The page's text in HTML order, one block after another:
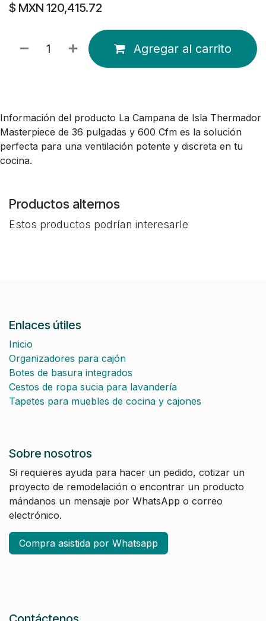
$ MXN 120,415.72
Agregar al carrito
Información del producto La Campana de Isla Thermador
Masterpiece de 36 pulgadas y 600 Cfm es la solución
perfecta para una ventilación potente y discreta en tu
cocina.
Productos alternos
Estos productos podrían interesarle
Enlaces útiles
Inicio
Organizadores para cajón
Botes de basura integrados
Cestos de ropa sucia para lavandería
Tapetes para muebles de cocina y cajones
Sobre nosotros
Si requieres ayuda para hacer un pedido, cotizar un
proyecto de remodelación o encontrar un producto
mándanos un mensaje por WhatsApp o correo
electrónico.
Compra asistida por Whatsapp